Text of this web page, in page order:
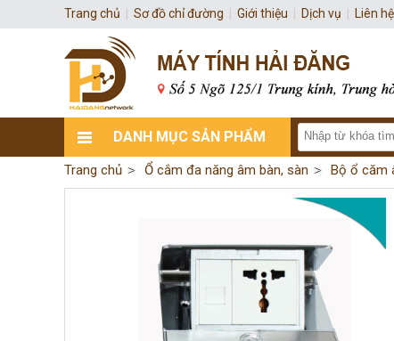
DANH MỤC SẢN PHẨM
Trang chủ Ổ cắm đa năng âm bàn, sàn Bộ ổ căm
Trang chủ Sơ đồ chỉ đường Giới thiệu Dịch vụ Liên hệ